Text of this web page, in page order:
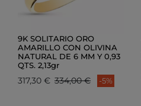
9K SOLITARIO ORO
AMARILLO CON OLIVINA
NATURAL DE 6 MM Y 0,93
QTS. 2,13gr
317,30 € 334,00 € -5%